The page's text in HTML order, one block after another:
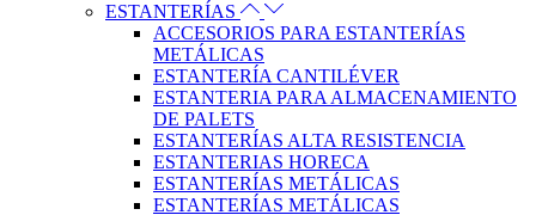
ESTANTERÍAS
ACCESORIOS PARA ESTANTERÍAS
METÁLICAS
ESTANTERÍA CANTILÉVER
ESTANTERIA PARA ALMACENAMIENTO
DE PALETS
ESTANTERÍAS ALTA RESISTENCIA
ESTANTERIAS HORECA
ESTANTERÍAS METÁLICAS
ESTANTERÍAS METÁLICAS